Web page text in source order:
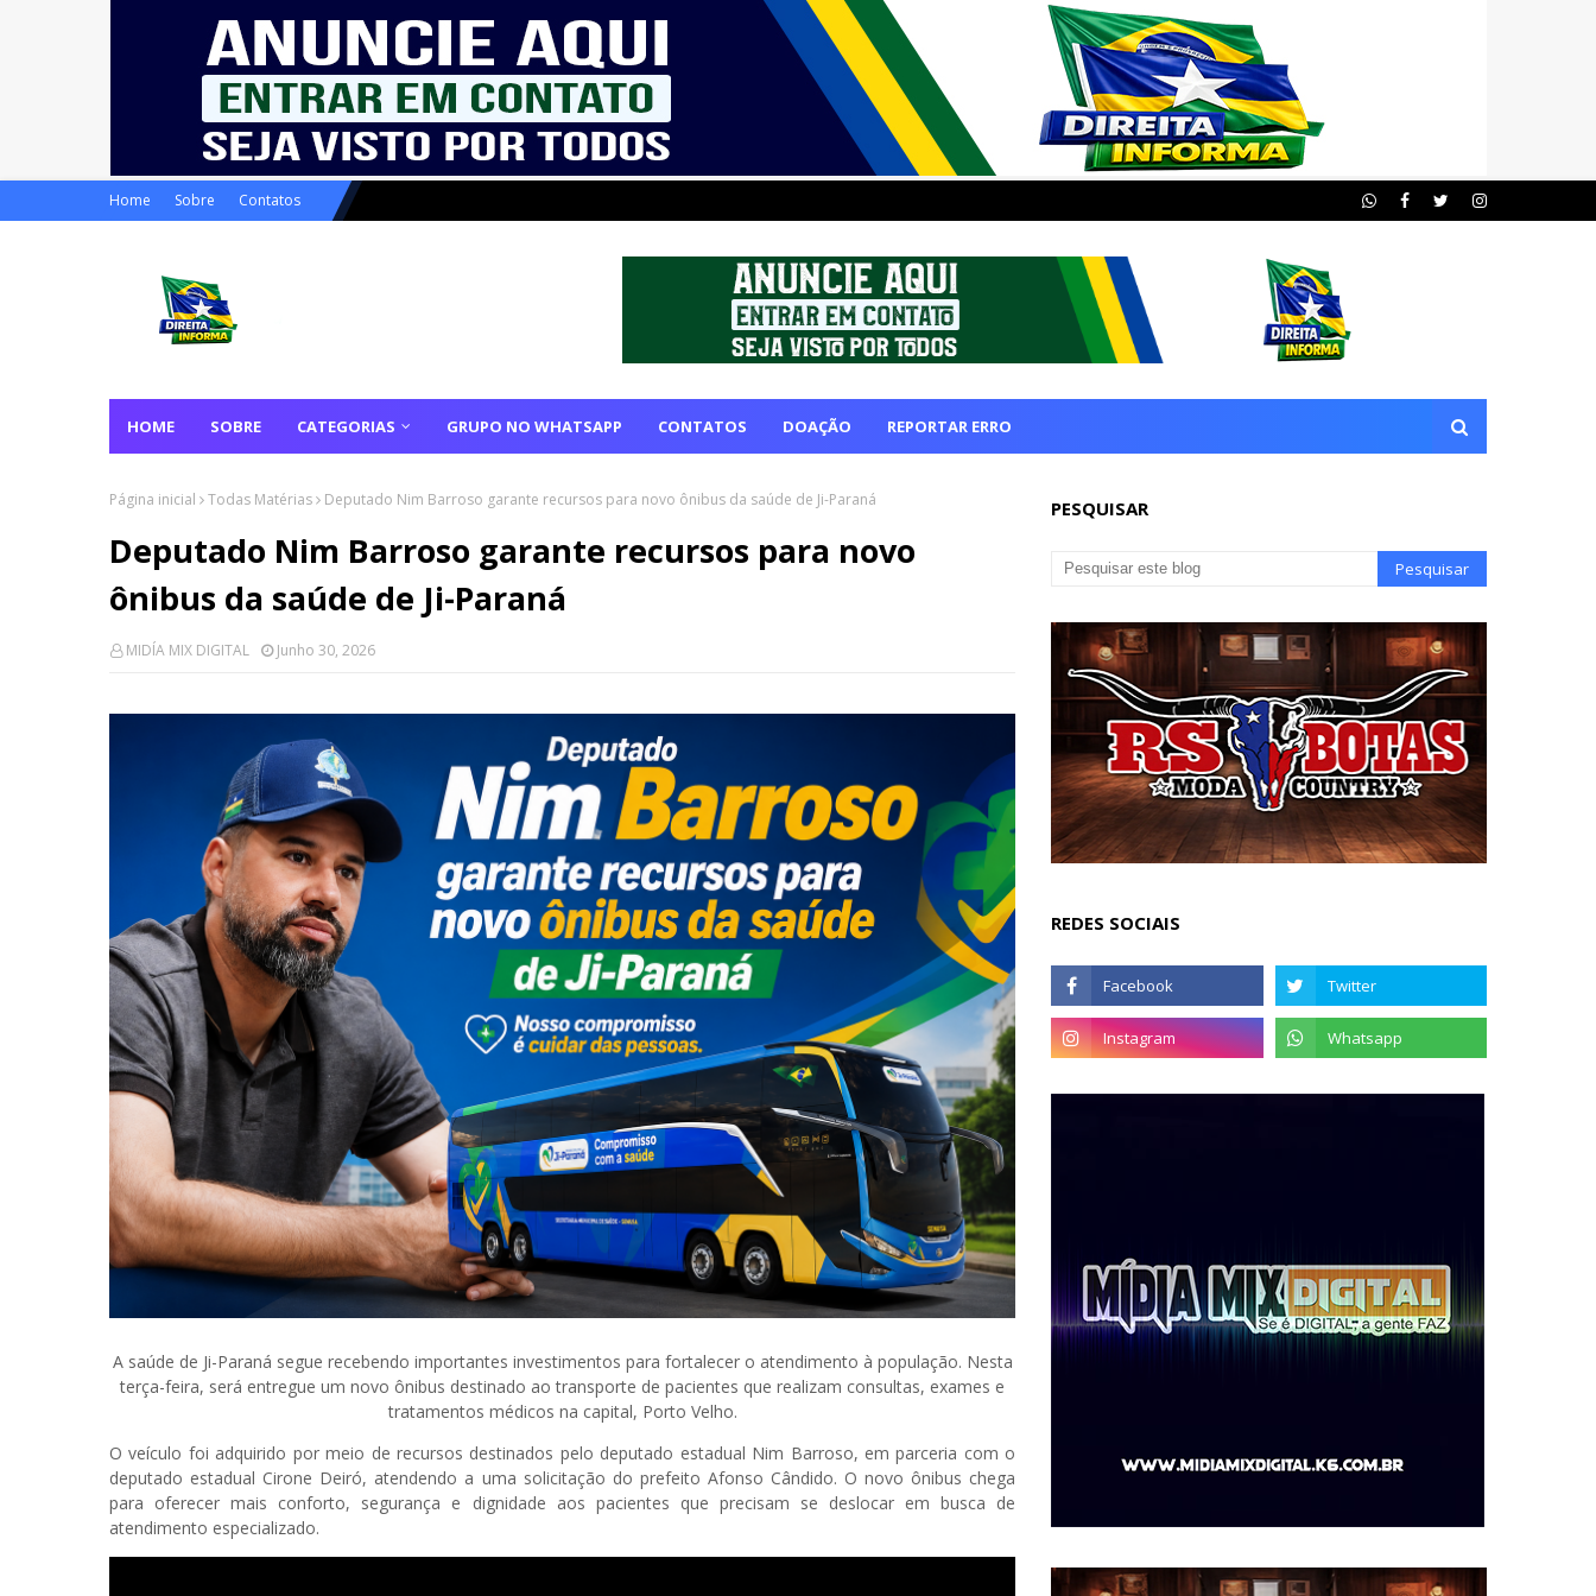
Home Sobre Contatos
HOME SOBRE CATEGORIAS GRUPO NO WHATSAPP CONTATOS DOAÇÃO REPORTAR ERRO
Página inicial Todas Matérias Deputado Nim Barroso garante recursos para novo ônibus da saúde de Ji-Paraná
Deputado Nim Barroso garante recursos para novo
ônibus da saúde de Ji-Paraná
MIDÍA MIX DIGITAL Junho 30, 2026
A saúde de Ji-Paraná segue recebendo importantes investimentos para fortalecer o atendimento à população. Nesta
terça-feira, será entregue um novo ônibus destinado ao transporte de pacientes que realizam consultas, exames e
tratamentos médicos na capital, Porto Velho.
O veículo foi adquirido por meio de recursos destinados pelo deputado estadual Nim Barroso, em parceria com o
deputado estadual Cirone Deiró, atendendo a uma solicitação do prefeito Afonso Cândido. O novo ônibus chega
para oferecer mais conforto, segurança e dignidade aos pacientes que precisam se deslocar em busca de
atendimento especializado.
PESQUISAR
REDES SOCIAIS